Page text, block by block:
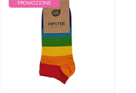
PROMOZIONE